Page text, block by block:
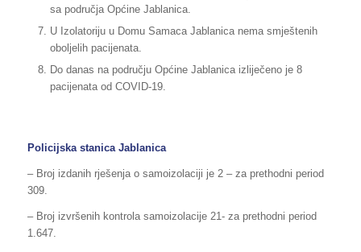
sa područja Općine Jablanica.
U Izolatoriju u Domu Samaca Jablanica nema smještenih
oboljelih pacijenata.
Do danas na području Općine Jablanica izliječeno je 8
pacijenata od COVID-19.
Policijska stanica Jablanica
– Broj izdanih rješenja o samoizolaciji je 2 – za prethodni period
309.
– Broj izvršenih kontrola samoizolacije 21- za prethodni period
1.647.